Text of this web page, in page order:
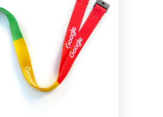
Vàng kem
Bạc - Bạc
Xanh lá - Bạc
Cam - Bạc